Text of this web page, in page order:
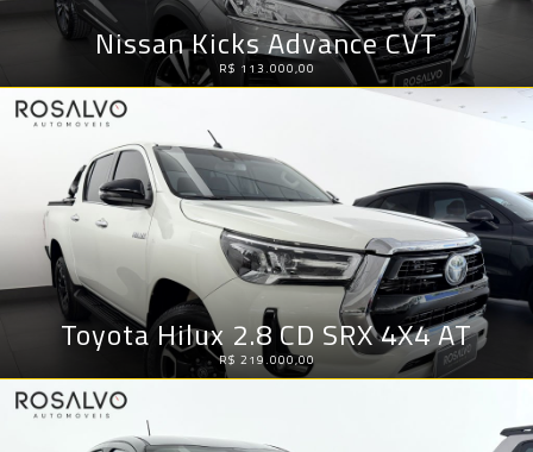
Nissan Kicks Advance CVT
R$ 113.000,00
Toyota Hilux 2.8 CD SRX 4X4 AT
R$ 219.000,00